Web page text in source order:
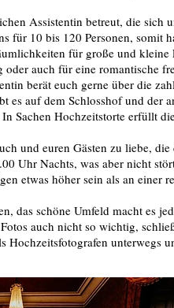
Assistentin betreut, die sich
für 10 bis 120 Personen,
für große und
auch für eine
berät euch gerne über die
es auf dem Schlosshof und der
In Sachen Hochzeitstorte erfüllt
und euren Gästen zu liebe,
Uhr Nachts, was aber nicht
etwas höher sein als an
das schöne Umfeld macht es
auch nicht so wichtig,
Hochzeitsfotografen